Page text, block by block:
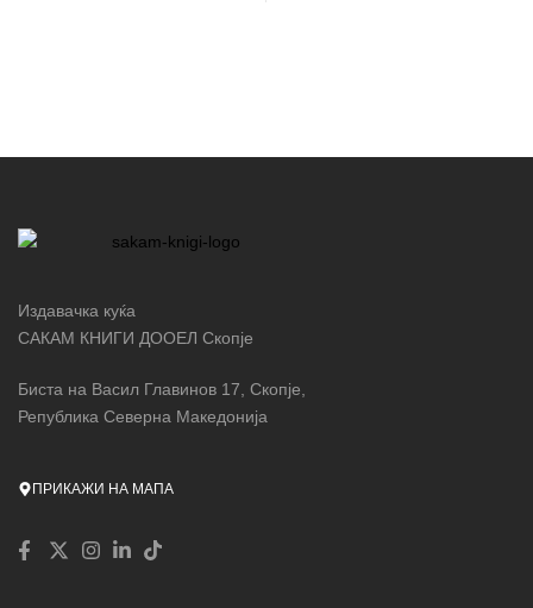
Издавачка куќа
САКАМ КНИГИ ДООЕЛ Скопје
Биста на Васил Главинов 17, Скопје,
Република Северна Македонија
ПРИКАЖИ НА МАПА